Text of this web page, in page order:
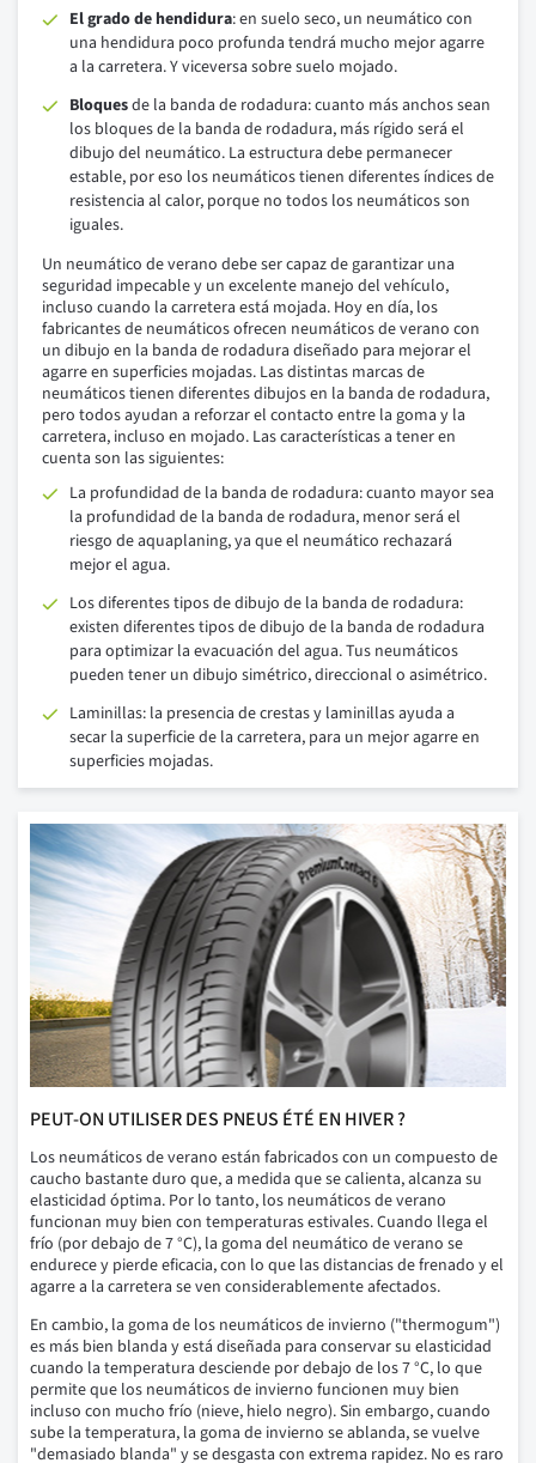
El grado de hendidura: en suelo seco, un neumático con
una hendidura poco profunda tendrá mucho mejor agarre
a la carretera. Y viceversa sobre suelo mojado.
Bloquesde la banda de rodadura: cuanto más anchos sean
los bloques de la banda de rodadura, más rígido será el
dibujo del neumático. La estructura debe permanecer
estable, por eso los neumáticos tienen diferentes índices de
resistencia al calor, porque no todos los neumáticos son
iguales.
Un neumático de verano debe ser capaz de garantizar una
seguridad impecable y un excelente manejo del vehículo,
incluso cuando la carretera está mojada. Hoy en día, los
fabricantes de neumáticos ofrecen neumáticos de verano con
un dibujo en la banda de rodadura diseñado para mejorar el
agarre en superficies mojadas. Las distintas marcas de
neumáticos tienen diferentes dibujos en la banda de rodadura,
pero todos ayudan a reforzar el contacto entre la goma y la
carretera, incluso en mojado. Las características a tener en
cuenta son las siguientes:
La profundidad de la banda de rodadura: cuanto mayor sea
la profundidad de la banda de rodadura, menor será el
riesgo de aquaplaning, ya que el neumático rechazará
mejor el agua.
Los diferentes tipos de dibujo de la banda de rodadura:
existen diferentes tipos de dibujo de la banda de rodadura
para optimizar la evacuación del agua. Tus neumáticos
pueden tener un dibujo simétrico, direccional o asimétrico.
Laminillas: la presencia de crestas y laminillas ayuda a
secar la superficie de la carretera, para un mejor agarre en
superficies mojadas.
PEUT-ON UTILISER DES PNEUS ÉTÉ EN HIVER ?
Los neumáticos de verano están fabricados con un compuesto de
caucho bastante duro que, a medida que se calienta, alcanza su
elasticidad óptima. Por lo tanto, los neumáticos de verano
funcionan muy bien con temperaturas estivales. Cuando llega el
frío (por debajo de 7 °C), la goma del neumático de verano se
endurece y pierde eficacia, con lo que las distancias de frenado y el
agarre a la carretera se ven considerablemente afectados.
En cambio, la goma de los neumáticos de invierno ("thermogum")
es más bien blanda y está diseñada para conservar su elasticidad
cuando la temperatura desciende por debajo de los 7 °C, lo que
permite que los neumáticos de invierno funcionen muy bien
incluso con mucho frío (nieve, hielo negro). Sin embargo, cuando
sube la temperatura, la goma de invierno se ablanda, se vuelve
"demasiado blanda" y se desgasta con extrema rapidez. No es raro